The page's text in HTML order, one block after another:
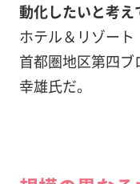
動化したいと考え
ホテル＆リゾー
首都圏地区第四
幸雄氏だ。